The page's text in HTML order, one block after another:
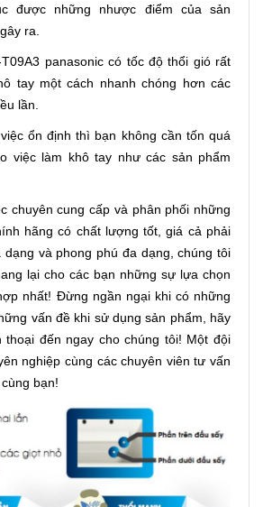
được những nhược điểm của sản
ra.
panasonic có tốc độ thổi gió rất
tay một cách nhanh chóng hơn các
lần.
ổn định thì bạn không cần tốn quá
việc làm khô tay như các sản phẩm
chuyên cung cấp và phân phối những
hãng có chất lượng tốt, giá cả phải
dạng và phong phú đa dạng, chúng tôi
lại cho các bạn những sự lựa chọn
nhất! Đừng ngần ngại khi có những
vấn đề khi sử dụng sản phẩm, hãy
thoại đến ngay cho chúng tôi! Một đội
nghiệp cùng các chuyên viên tư vấn
bạn!